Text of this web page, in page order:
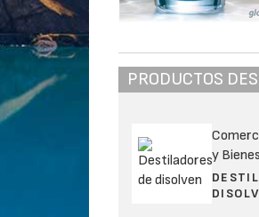
PRODUCTOS
y Bienes